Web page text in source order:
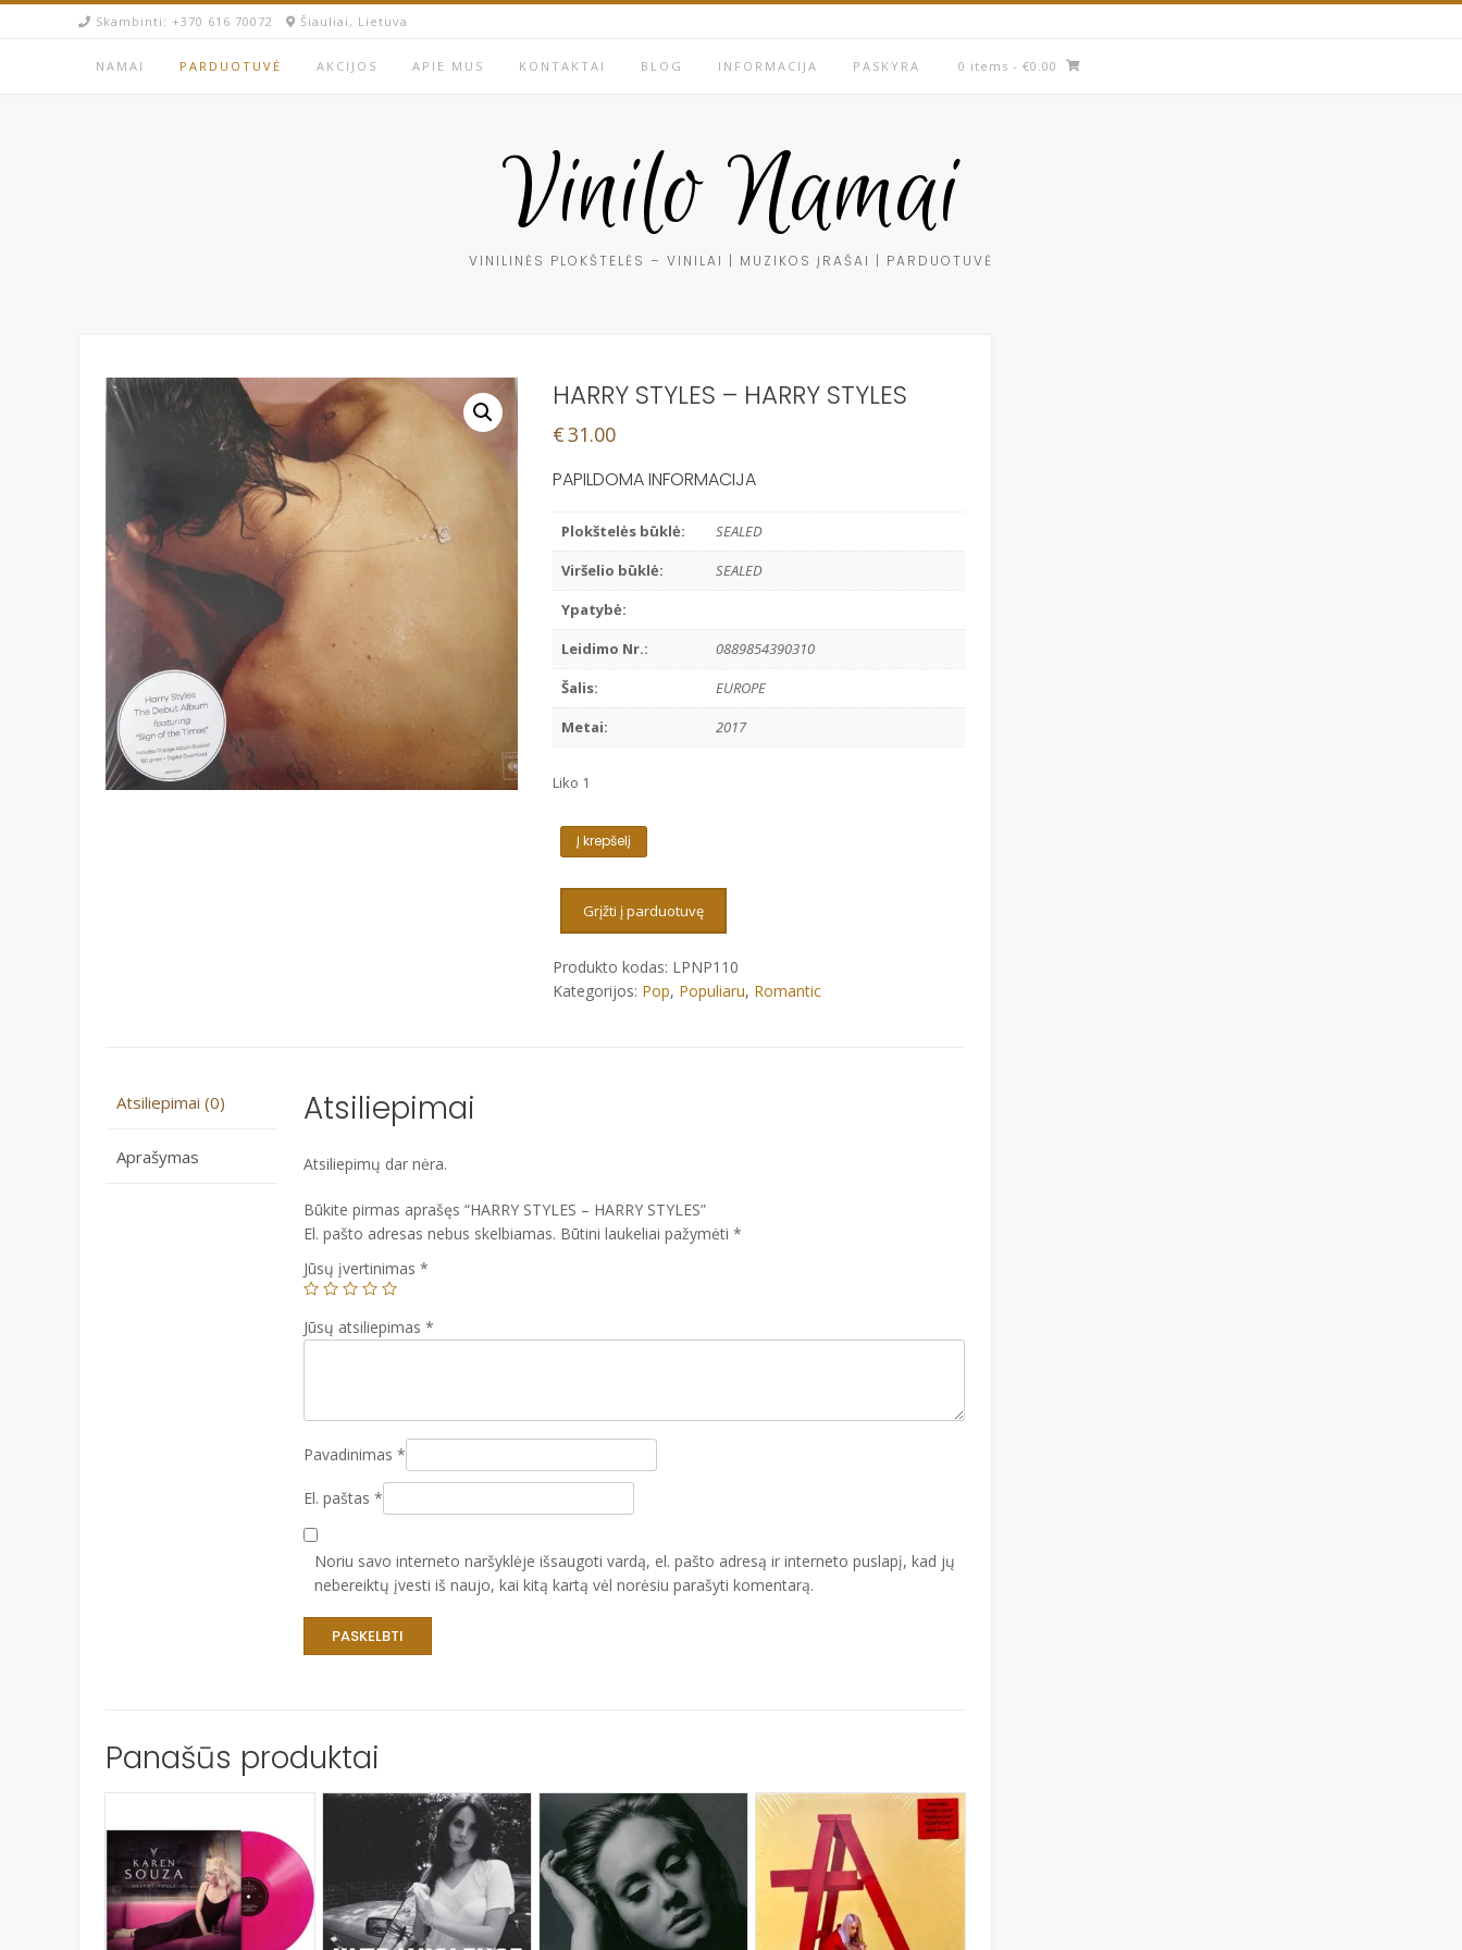
Skip
Skambinti: +370 616 70072​ Šiauliai, Lietuva
NAMAI PARDUOTUVĖ AKCIJOS APIE MUS KONTAKTAI BLOG INFORMACIJA PASKYRA 0 items - €0.00
Vinilo Namai
VINILINĖS PLOKŠTELĖS – VINILAI | MUZIKOS ĮRAŠAI | PARDUOTUVĖ
HARRY STYLES – HARRY STYLES
€31.00
PAPILDOMA INFORMACIJA
Plokštelės būklė:
SEALED
Viršelio būklė:
SEALED
Ypatybė:
Leidimo Nr.:
0889854390310
Šalis:
EUROPE
Metai:
2017
Liko 1
produkto
kiekis:
HARRY
STYLES
HARRY
Į krepšelį
Grįžti į parduotuvę
Produkto kodas: LPNP110
Kategorijos: Pop, Populiaru, Romantic
Atsiliepimai (0)
Aprašymas
Atsiliepimai
Atsiliepimų dar nėra.
Būkite pirmas aprašęs “HARRY STYLES – HARRY STYLES”
El. pašto adresas nebus skelbiamas. Būtini laukeliai pažymėti *
Jūsų įvertinimas *
Jūsų atsiliepimas *
Pavadinimas *
El. paštas *
Noriu savo interneto naršyklėje išsaugoti vardą, el. pašto adresą ir interneto puslapį, kad jų
nebereiktų įvesti iš naujo, kai kitą kartą vėl norėsiu parašyti komentarą.
Panašūs produktai